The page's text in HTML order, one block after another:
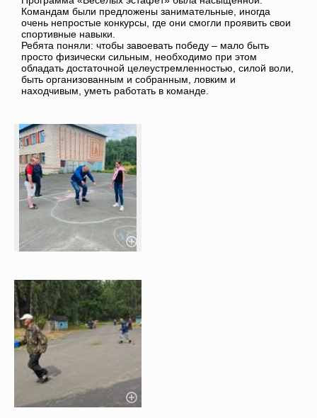
Командам были предложены занимательные, иногда
очень непростые конкурсы, где они смогли проявить свои
спортивные навыки.
Ребята поняли: чтобы завоевать победу – мало быть
просто физически сильным, необходимо при этом
обладать достаточной целеустремленностью, силой воли,
быть организованным и собранным, ловким и
находчивым, уметь работать в команде.